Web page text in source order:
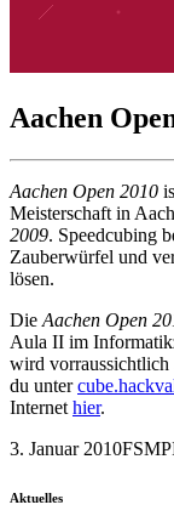
Aachen
Aachen Open 2010
Meisterschaft in
2009. Speedcubing
Zauberwürfel und
lösen.
Die Aachen Open
Aula II im
wird vorraussichtlich
du unter
Internet hier.
3. Januar 2010
Aktuelles